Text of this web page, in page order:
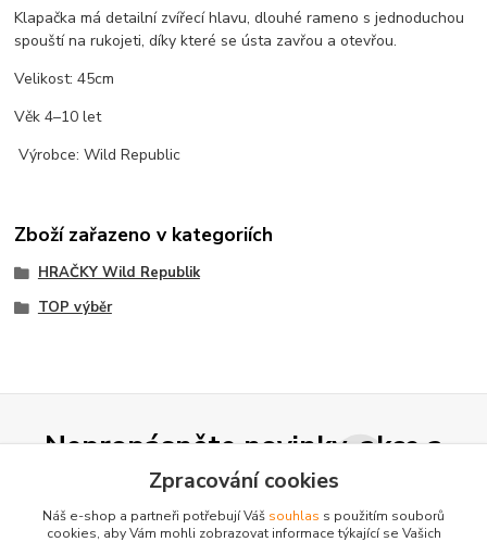
Klapačka má detailní zvířecí hlavu, dlouhé rameno s jednoduchou
spouští na rukojeti, díky které se ústa zavřou a otevřou.
Velikost: 45cm
Věk 4–10 let
Výrobce: Wild Republic
Zboží zařazeno v kategoriích
HRAČKY Wild Republik
TOP výběr
Nepropásněte novinky, akce a
slevy!
Zpracování cookies
Náš e-shop a partneři potřebují Váš souhlas s použitím souborů
cookies, aby Vám mohli zobrazovat informace týkající se Vašich